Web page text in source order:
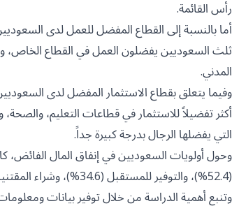
رأس القائمة.
ثلث السعوديين يفضلون العمل في القطاع الخاص،
المدني.
أكثر تفضيلاً للاستثمار في قطاعات التعليم،
التي يفضلها الرجال بدرجة كبيرة جداً.
(52.4%)، والتوفير للمستقبل (34.6%)، وشراء المقتنيات الجديدة (24.6%)، من الخيارات المفضلة لدى السعوديين.